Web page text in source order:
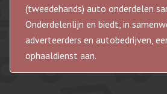
(tweedehands) auto onderdelen
Onderdelenlijn en biedt, in
adverteerders en autobedrijven,
ophaaldienst aan.